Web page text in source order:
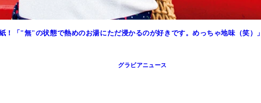
！「"無"の状態で熱めのお湯にただ浸かるのが好きです。めっちゃ地味（笑）」
グラビアニュース